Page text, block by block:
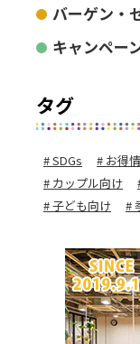
バーゲン・
キャンペー
タグ
SDGs お得
カップル向け
子ども向け